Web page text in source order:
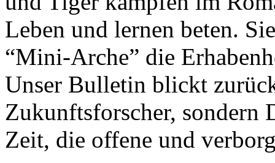
Leben und lernen beten.
“Mini-Arche” die
Unser Bulletin blickt
Zukunftsforscher, sondern
Zeit, die offene und